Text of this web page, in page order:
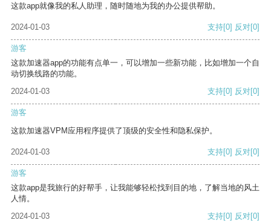
这款app就像我的私人助理，随时随地为我的办公提供帮助。
2024-01-03 支持[0] 反对[0]
游客
这款加速器app的功能有点单一，可以增加一些新功能，比如增加一个自
动切换线路的功能。
2024-01-03
支持[0] 反对[0]
游客
这款加速器VPM应用程序提供了顶级的安全性和隐私保护。
2024-01-03 支持[0] 反对[0]
游客
这款app是我旅行的好帮手，让我能够轻松找到目的地，了解当地的风土
人情。
2024-01-03
支持[0] 反对[0]